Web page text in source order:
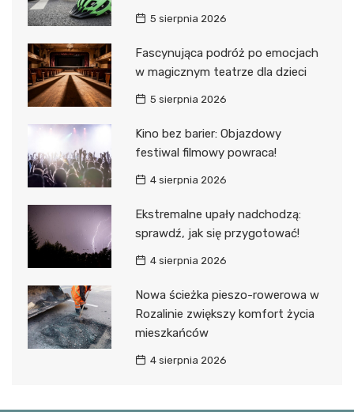
5 sierpnia 2026
Fascynująca podróż po emocjach
w magicznym teatrze dla dzieci
5 sierpnia 2026
Kino bez barier: Objazdowy
festiwal filmowy powraca!
4 sierpnia 2026
Ekstremalne upały nadchodzą:
sprawdź, jak się przygotować!
4 sierpnia 2026
Nowa ścieżka pieszo-rowerowa w
Rozalinie zwiększy komfort życia
mieszkańców
4 sierpnia 2026